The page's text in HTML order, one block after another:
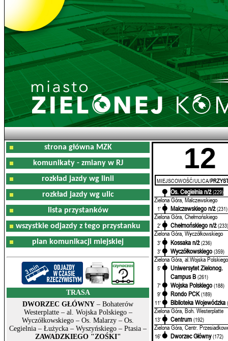
strona główna MZK
komunikaty - zmiany w RJ
rozkład jazdy wg linii
rozkład jazdy wg ulic
lista przystanków
wszystkie odjazdy z tego przystanku
plan komunikacji miejskiej
TRASA
DWORZEC GŁÓWNY – Bohaterów
Westerplatte – al. Wojska Polskiego –
Wyczółkowskiego – Os. Malarzy – Os.
Cegielnia – Łużycka – Wyszyńskiego – Ptasia –
ZAWADZKIEGO "ZOŚKI"
12
MIEJSCOWOŚĆ/ULICA/
Os. Cegielnia n/ż (229)
Zielona Góra, Malczewskiego
1' Malczewskiego n/ż (231)
Zielona Góra, Chełmońskiego
2' Chełmońskiego n/ż
Zielona Góra, Wyczółkowskiego
3' Kossaka n/ż (236)
3'
Wyczółkowskiego (359)
Zielona Góra, al.Wojska Polskiego
5'
Uniwersytet Zielonog.
Campus B (261)
7'
Wojska Polskiego (188)
9'
Rondo PCK (189)
11'
Biblioteka Wojewódzka
Zielona Góra, Boh. Westerplatte
13' Centrum (192)
Zielona Góra, Centr.
16' Dworzec Główny (172)